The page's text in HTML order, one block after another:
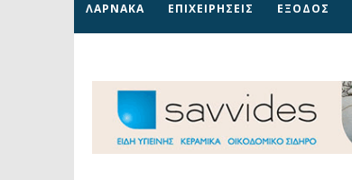
ΛΑΡΝΑΚΑ ΕΠΙΧΕΙΡΗΣΕΙΣ ΕΞΟΔΟΣ